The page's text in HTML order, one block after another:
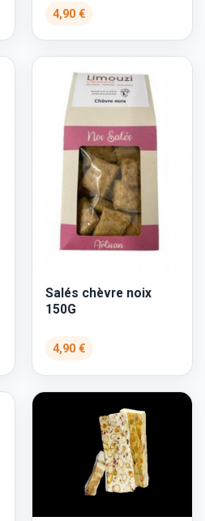
4,90 €
Salés chèvre noix
150G
4,90 €